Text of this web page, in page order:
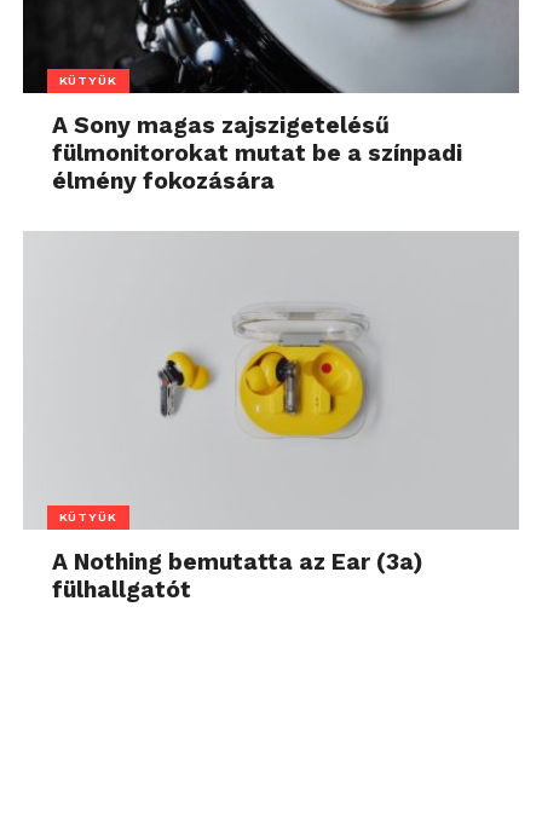
KÜTYÜK
A Sony magas zajszigetelésű
fülmonitorokat mutat be a színpadi
élmény fokozására
KÜTYÜK
A Nothing bemutatta az Ear (3a)
fülhallgatót